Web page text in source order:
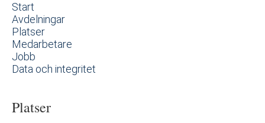
Start
Avdelningar
Platser
Medarbetare
Jobb
Data och integritet
Platser